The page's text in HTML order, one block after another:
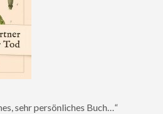
sehr persönliches Buch…“